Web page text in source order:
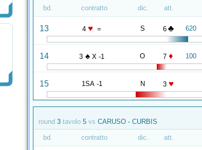
bd. contratto dic. att.
13 4 ♥ = S 6 ♣ 620
14 3 ♠ X -1 O 7 ♦ 100
15 1SA -1 N 3 ♥
round 3 tavolo 5 vs CARUSO - CURBIS
bd. contratto dic. att.